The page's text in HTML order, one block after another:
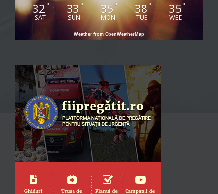
32°
SAT
33°
SUN
35°
MON
38°
TUE
35°
WED
Weather from OpenWeatherMap